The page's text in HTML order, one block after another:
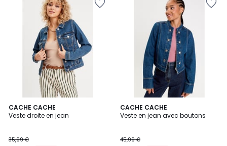
CACHE CACHE
Veste droite en jean
35,99 €
4,8
/ 5
CACHE CACHE
Veste en jean avec boutons
45,99 €